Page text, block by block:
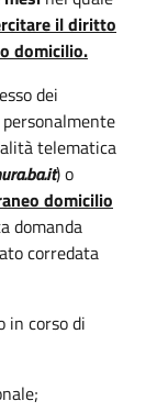
il diritto
domicilio.
dei
telematica
) o
domicilio
domanda
corredata
in corso di